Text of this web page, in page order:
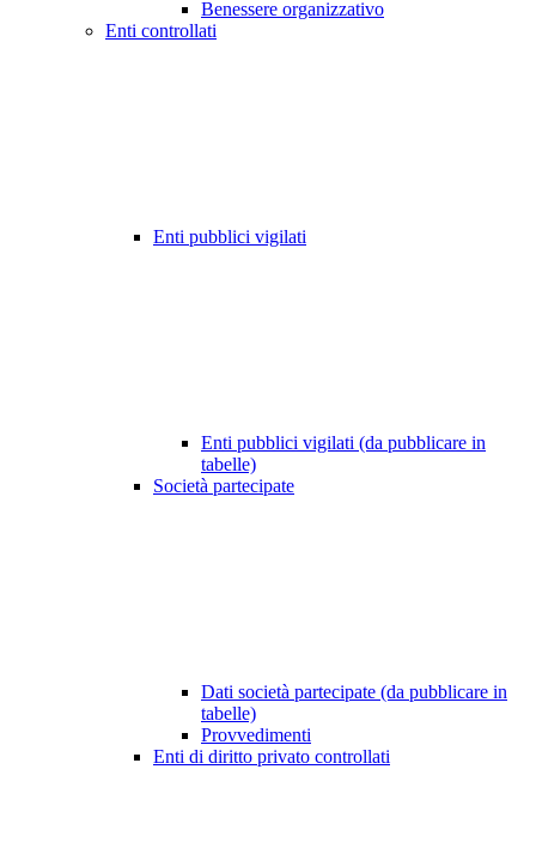
Benessere organizzativo
Enti controllati
Enti pubblici vigilati
Enti pubblici vigilati (da pubblicare in
tabelle)
Società partecipate
Dati società partecipate (da pubblicare in
tabelle)
Provvedimenti
Enti di diritto privato controllati